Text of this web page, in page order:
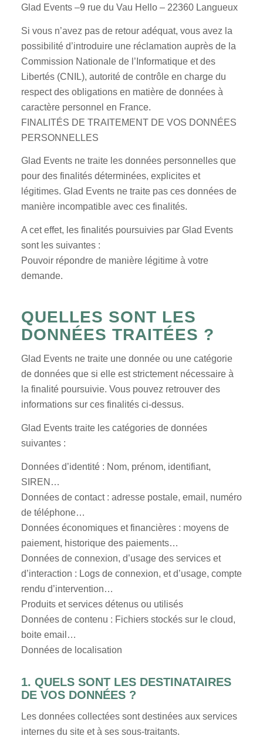
Glad Events –9 rue du Vau Hello – 22360 Langueux
Si vous n’avez pas de retour adéquat, vous avez la
possibilité d’introduire une réclamation auprès de la
Commission Nationale de l’Informatique et des
Libertés (CNIL), autorité de contrôle en charge du
respect des obligations en matière de données à
caractère personnel en France.
FINALITÉS DE TRAITEMENT DE VOS DONNÉES
PERSONNELLES
Glad Events ne traite les données personnelles que
pour des finalités déterminées, explicites et
légitimes. Glad Events ne traite pas ces données de
manière incompatible avec ces finalités.
A cet effet, les finalités poursuivies par Glad Events
sont les suivantes :
Pouvoir répondre de manière légitime à votre
demande.
QUELLES SONT LES
DONNÉES TRAITÉES ?
Glad Events ne traite une donnée ou une catégorie
de données que si elle est strictement nécessaire à
la finalité poursuivie. Vous pouvez retrouver des
informations sur ces finalités ci-dessus.
Glad Events traite les catégories de données
suivantes :
Données d’identité : Nom, prénom, identifiant,
SIREN…
Données de contact : adresse postale, email, numéro
de téléphone…
Données économiques et financières : moyens de
paiement, historique des paiements…
Données de connexion, d’usage des services et
d’interaction : Logs de connexion, et d’usage, compte
rendu d’intervention…
Produits et services détenus ou utilisés
Données de contenu : Fichiers stockés sur le cloud,
boite email…
Données de localisation
1. QUELS SONT LES DESTINATAIRES
DE VOS DONNÉES ?
Les données collectées sont destinées aux services
internes du site et à ses sous-traitants.